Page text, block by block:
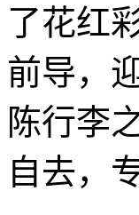
了花红
前导，
陈行李
自去，